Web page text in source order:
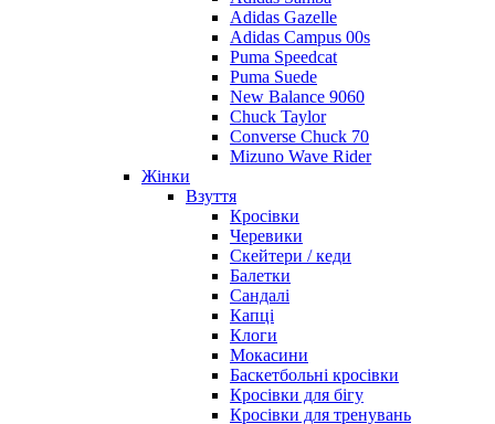
Adidas Gazelle
Adidas Campus 00s
Puma Speedcat
Puma Suede
New Balance 9060
Chuck Taylor
Converse Chuck 70
Mizuno Wave Rider
Жінки
Взуття
Кросівки
Черевики
Скейтери / кеди
Балетки
Сандалі
Капці
Клоги
Мокасини
Баскетбольні кросівки
Кросівки для бігу
Кросівки для тренувань